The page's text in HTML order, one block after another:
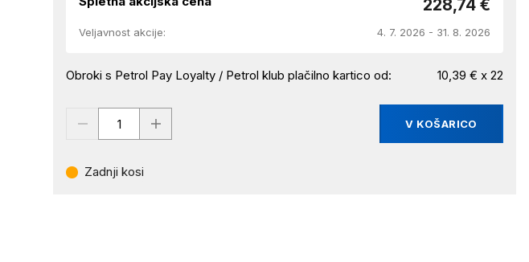
228,74 €
Veljavnost akcije: 4. 7. 2026 - 31. 8. 2026
Obroki s Petrol Pay Loyalty / Petrol klub plačilno kartico od: 10,39 € x 22
V KOŠARICO
Zadnji kosi